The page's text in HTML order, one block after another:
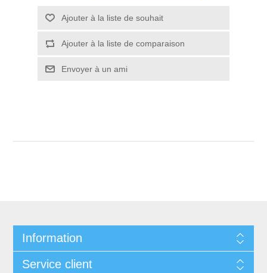
Ajouter à la liste de souhait
Ajouter à la liste de comparaison
Envoyer à un ami
Information
Service client